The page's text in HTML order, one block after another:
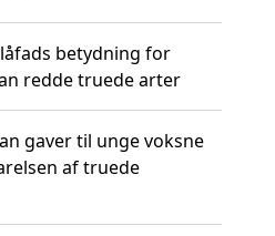
betydning for
redde truede arter
gaver til unge voksne
af truede